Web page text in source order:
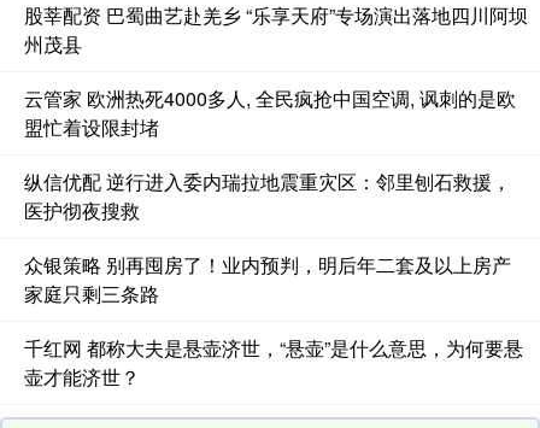
股莘配资 巴蜀曲艺赴羌乡 “乐享天府”专场演出落地四川阿坝
州茂县
云管家 欧洲热死4000多人, 全民疯抢中国空调, 讽刺的是欧
盟忙着设限封堵
纵信优配 逆行进入委内瑞拉地震重灾区：邻里刨石救援，
医护彻夜搜救
众银策略 别再囤房了！业内预判，明后年二套及以上房产
家庭只剩三条路
千红网 都称大夫是悬壶济世，“悬壶”是什么意思，为何要悬
壶才能济世？